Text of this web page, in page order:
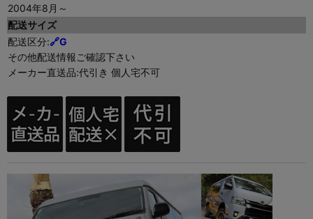
2004年8月～
配送サイズ
配送区分:🔗G
その他配送情報ご確認下さい
メーカー直送品:代引き 個人宅不可